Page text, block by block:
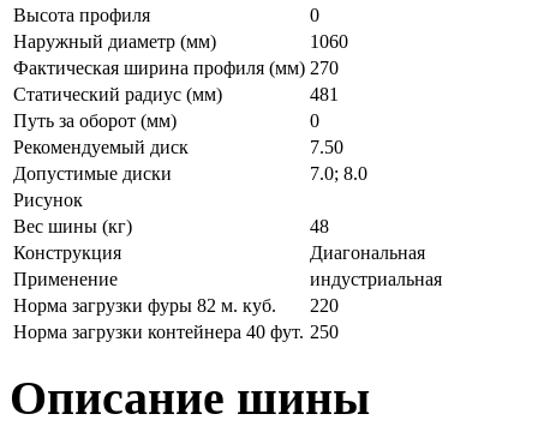
Высота профиля
0
Наружный диаметр (мм)
1060
Фактическая ширина профиля (мм) 270
Статический радиус (мм)
481
Путь за оборот (мм)
0
Рекомендуемый диск
7.50
Допустимые диски
7.0; 8.0
Рисунок
Вес шины (кг)
48
Конструкция
Диагональная
Применение
индустриальная
Норма загрузки фуры 82 м. куб.
220
Норма загрузки контейнера 40 фут. 250
Описание шины